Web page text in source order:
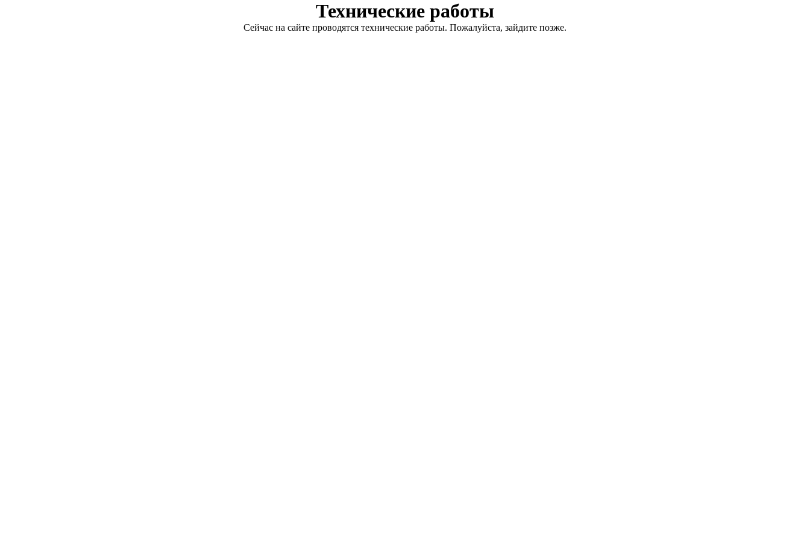
Технические работы
Сейчас на сайте проводятся технические работы. Пожалуйста, зайдите позже.